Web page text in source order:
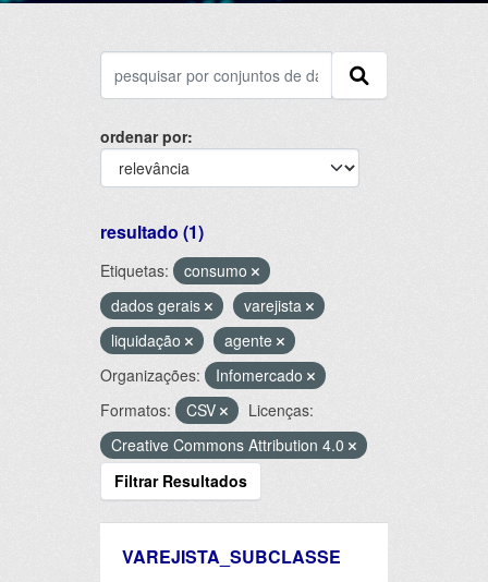
ordenar por
resultado (1)
Etiquetas:
consumo
dados gerais
varejista
liquidação
agente
Organizações:
Infomercado
Formatos:
CSV
Licenças:
Creative Commons Attribution 4.0
Filtrar Resultados
VAREJISTA_SUBCLASSE